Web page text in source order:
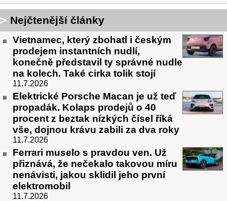
Nejčtenější články
Vietnamec, který zbohatl i českým
prodejem instantních nudlí,
konečně představil ty správné nudle
na kolech. Také cirka tolik stojí
11.7.2026
Elektrické Porsche Macan je už teď
propadák. Kolaps prodejů o 40
procent z beztak nízkých čísel říká
vše, dojnou krávu zabili za dva roky
11.7.2026
Ferrari muselo s pravdou ven. Už
přiznává, že nečekalo takovou míru
nenávisti, jakou sklidil jeho první
elektromobil
11.7.2026